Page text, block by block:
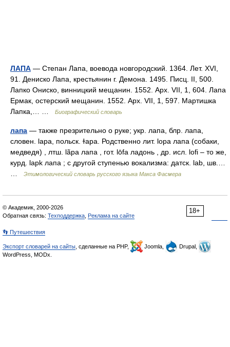
ЛАПА — Степан Лапа, воевода новгородский. 1364. Лет. XVI,
91. Дениско Лапа, крестьянин г. Демона. 1495. Писц. II, 500.
Лапко Ониско, винницкий мещанин. 1552. Арх. VII, 1, 604. Лапа
Ермак, остерский мещанин. 1552. Арх. VII, 1, 597. Мартишка
Лапка,… …
Биографический словарь
лапа — также презрительно о руке; укр. лапа, блр. лапа,
словен. lара, польск. ɫара. Родственно лит. lopa лапа (собаки,
медведя) , лтш. lãpa лапа , гот. lōfа ладонь , др. исл. lofi – то же,
курд. lарk лапа ; с другой ступенью вокализма: датск. lab, шв.…
Этимологический словарь русского языка Макса Фасмера
18+
© Академик, 2000-2026
Обратная связь: Техподдержка Реклама на сайте
👣 Путешествия
Экспорт словарей на сайты , сделанные на PHP, Joomla,
Drupal,
WordPress, MODx.